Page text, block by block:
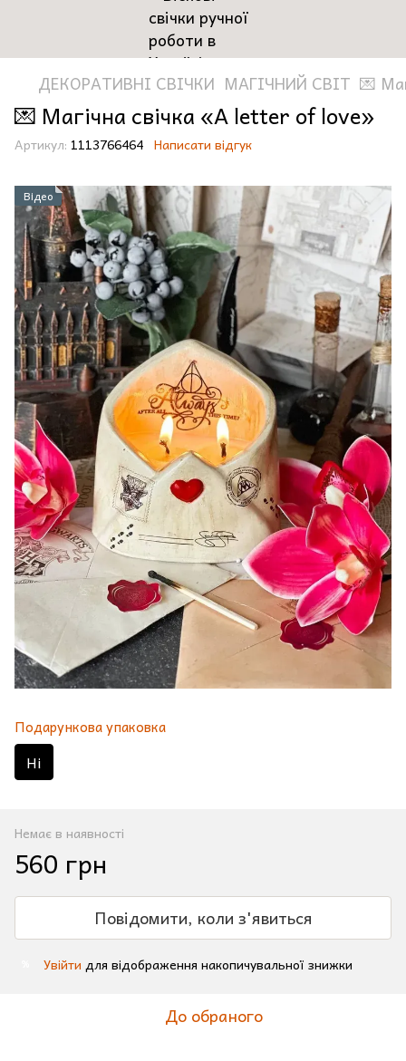
ДЕКОРАТИВНІ СВІЧКИ МАГІЧНИЙ СВІТ 💌
💌 Магічна свічка «A letter of love»
Артикул: 1113766464 Написати відгук
Відео
Подарункова упаковка
Ні
Немає в наявності
560 грн
Повідомити, коли з'явиться
Увійти для відображення накопичувальної знижки
До обраного